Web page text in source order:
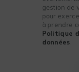
gestion de
pour
à prendre
Politique
données